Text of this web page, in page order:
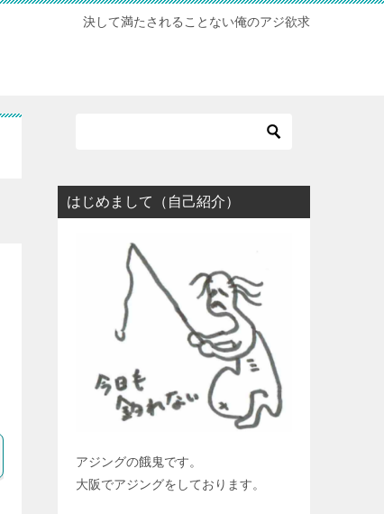
決して満たされることない俺のアジ欲求
はじめまして（自己紹介）
アジングの餓鬼です。
大阪でアジングをしております。